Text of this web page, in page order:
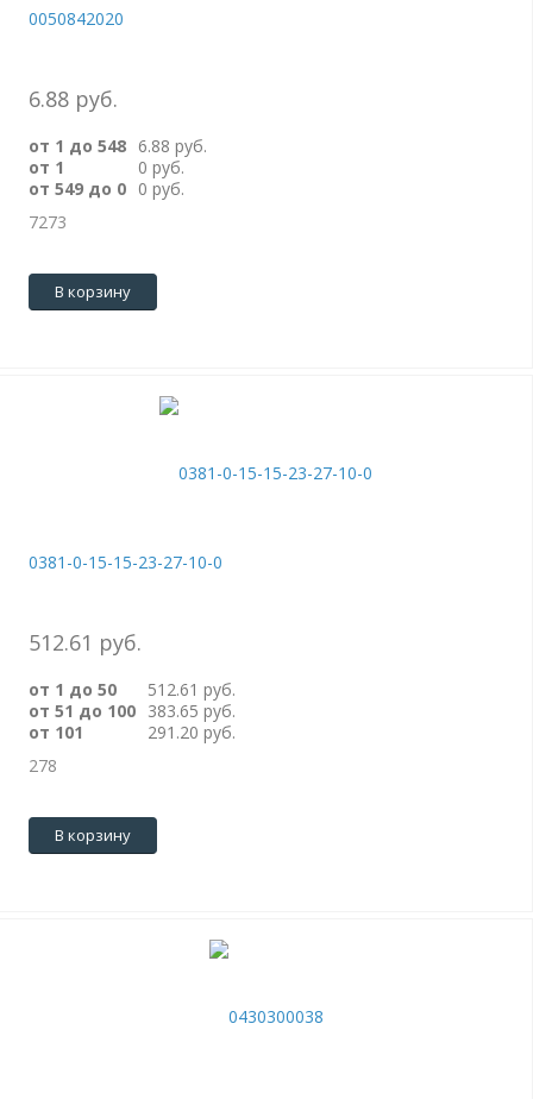
0050842020
6.88 руб.
от 1 до 548 6.88 руб.
от 1
0 руб.
от 549 до 0 0 руб.
7273
В корзину
0381-0-15-15-23-27-10-0
512.61 руб.
от 1 до 50
512.61 руб.
от 51 до 100 383.65 руб.
от 101
291.20 руб.
278
В корзину